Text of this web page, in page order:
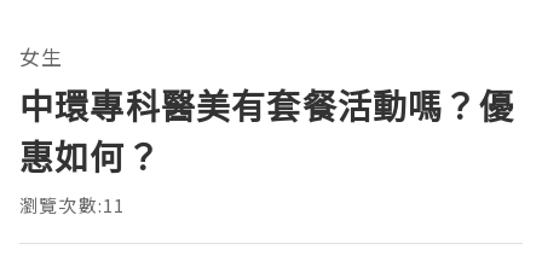
女生
中環專科醫美有套餐活動嗎？優
惠如何？
瀏覽次數:11